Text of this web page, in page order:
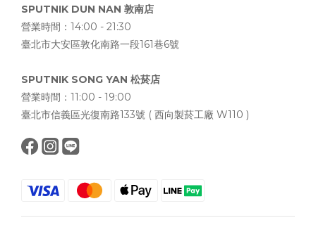
SPUTNIK DUN NAN 敦南店
營業時間：14:00 - 21:30
臺北市大安區敦化南路一段161巷6號
SPUTNIK SONG YAN 松菸店
營業時間：11:00 - 19:00
臺北市信義區光復南路133號 ( 西向製菸工廠 W110 )